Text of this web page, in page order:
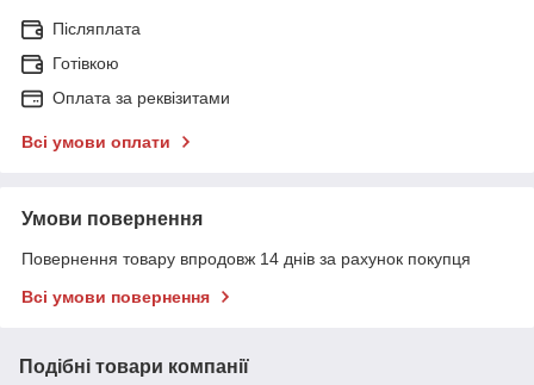
Післяплата
Готівкою
Оплата за реквізитами
Всі умови оплати
Умови повернення
Повернення товару впродовж 14 днів за рахунок покупця
Всі умови повернення
Подібні товари компанії